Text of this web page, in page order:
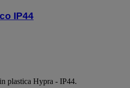
IP44
plastica Hypra - IP44.